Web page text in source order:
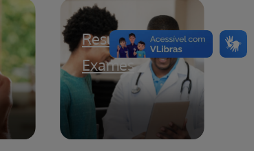
Resultados de
Exames